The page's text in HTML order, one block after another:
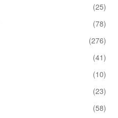
(25)
(78)
(276)
(41)
(10)
(23)
(58)